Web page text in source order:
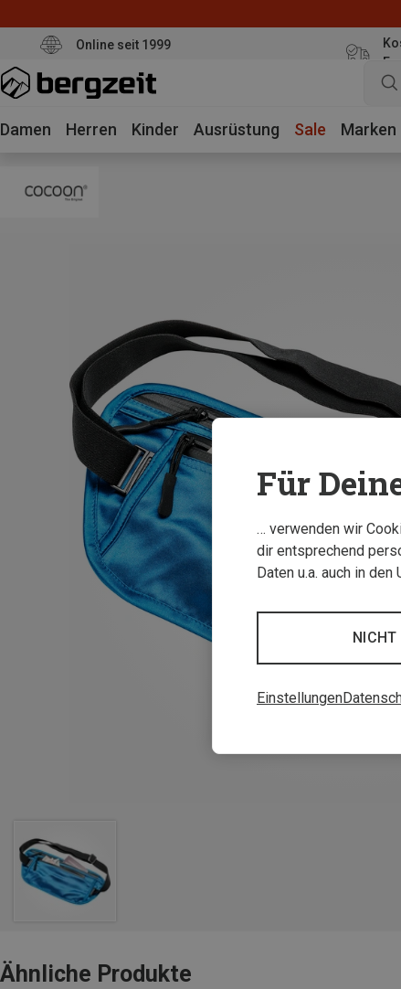
Online seit 1999
Damen Herren Kinder Ausrüstung Sale Marken
Ähnliche Produkte
Für
… verwenden wir
dir entsprechend
Daten u.a. auch in
NICHT
Einstellungen